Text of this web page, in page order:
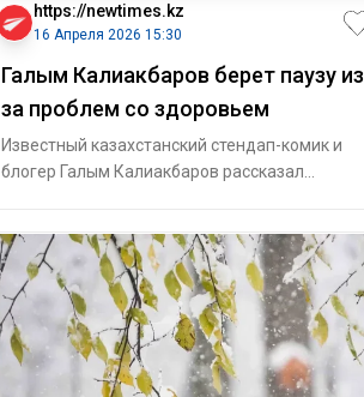
https://newtimes.kz
16 Апреля 2026 15:30
Галым Калиакбаров берет паузу из
за проблем со здоровьем
Известный казахстанский стендап-комик и
блогер Галым Калиакбаров рассказал